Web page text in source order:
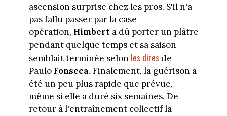
ascension surprise chez les pros. S'il n'a
pas fallu passer par la case
opération, Himberta dû porter un plâtre
pendant quelque temps et sa saison
semblait terminée selon les dires de
PauloFonseca. Finalement, la guérison a
été un peu plus rapide que prévue,
même si elle a duré six semaines. De
retour à l'entraînement collectif la